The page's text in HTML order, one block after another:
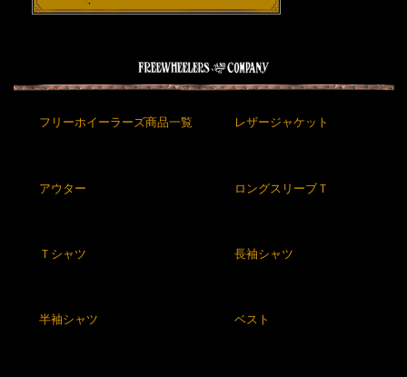
フリーホイーラーズ商品一覧 レザージャケット
アウター ロングスリーブＴ
Ｔシャツ 長袖シャツ
半袖シャツ ベスト